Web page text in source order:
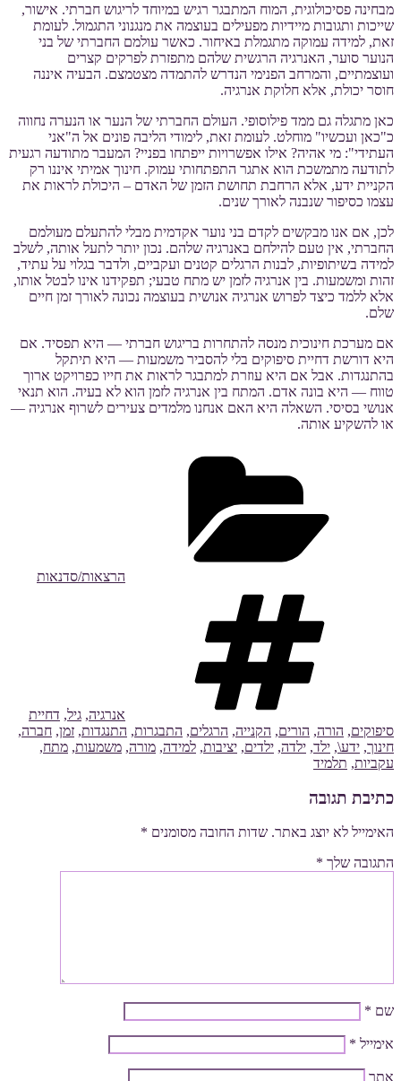
מבחינה פסיכולוגית, המוח המתבגר רגיש במיוחד לריגוש חברתי. אישור,
שייכות ותגובות מיידיות מפעילים בעוצמה את מנגנוני התגמול. לעומת
זאת, למידה עמוקה מתגמלת באיחור. כאשר עולמם החברתי של בני
הנוער סוער, האנרגיה הרגשית שלהם מתפזרת לפרקים קצרים
ועוצמתיים, והמרחב הפנימי הנדרש להתמדה מצטמצם. הבעיה איננה
חוסר יכולת, אלא חלוקת אנרגיה.
כאן מתגלה גם ממד פילוסופי. העולם החברתי של הנער או הנערה נחווה
כ"כאן ועכשיו" מוחלט. לעומת זאת, לימודי הליבה פונים אל ה"אני
העתידי": מי אהיה? אילו אפשרויות ייפתחו בפניי? המעבר מתודעה רגעית
לתודעה מתמשכת הוא אתגר התפתחותי עמוק. חינוך אמיתי איננו רק
הקניית ידע, אלא הרחבת תחושת הזמן של האדם – היכולת לראות את
עצמו כסיפור שנבנה לאורך שנים.
לכן, אם אנו מבקשים לקדם בני נוער אקדמית מבלי להתעלם מעולמם
החברתי, אין טעם להילחם באנרגיה שלהם. נכון יותר לתעל אותה, לשלב
למידה בשיתופיות, לבנות הרגלים קטנים ועקביים, ולדבר בגלוי על עתיד,
זהות ומשמעות. בין אנרגיה לזמן יש מתח טבעי; תפקידנו אינו לבטל אותו,
אלא ללמד כיצד לפרוש אנרגיה אנושית בעוצמה נכונה לאורך זמן חיים
שלם.
אם מערכת חינוכית מנסה להתחרות בריגוש חברתי — היא תפסיד. אם
היא דורשת דחיית סיפוקים בלי להסביר משמעות — היא תיתקל
בהתנגדות. אבל אם היא עוזרת למתבגר לראות את חייו כפרויקט ארוך
טווח — היא בונה אדם. המתח בין אנרגיה לזמן הוא לא בעיה. הוא תנאי
אנושי בסיסי. השאלה היא האם אנחנו מלמדים צעירים לשרוף אנרגיה —
או להשקיע אותה.
הרצאות/סדנאות
אנרגיה, גיל, דחיית
סיפוקים, הורה, הורים, הקנייה, הרגלים, התבגרות, התנגדות, זמן, חברה,
חינוך, ידע\, ילד, ילדה, ילדים, יציבות, למידה, מורה, משמעות, מתח,
עקביות, תלמיד
כתיבת תגובה
האימייל לא יוצג באתר. שדות החובה מסומנים *
התגובה שלך *
שם *
אימייל *
אתר